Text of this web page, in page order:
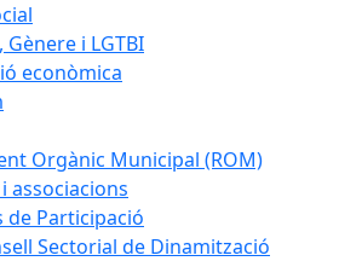
i LGTBI
econòmica
Orgànic Municipal (ROM)
associacions
de Participació
Sectorial de Dinamització